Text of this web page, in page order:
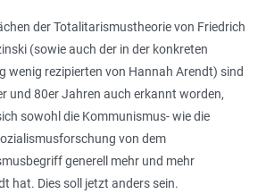
der Totalitarismustheorie von Friedrich
(sowie auch der in der konkreten
wenig rezipierten von Hannah Arendt) sind
und 80er Jahren auch erkannt worden,
sowohl die Kommunismus- wie die
von dem
generell mehr und mehr
hat. Dies soll jetzt anders sein.